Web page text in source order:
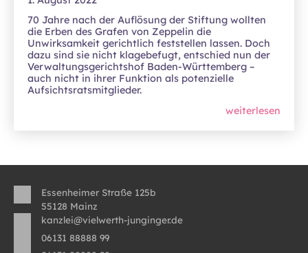
70 Jahre nach der Auflösung der Stiftung wollten
die Erben des Grafen von Zeppelin die
Unwirksamkeit gerichtlich feststellen lassen. Doch
dazu sind sie nicht klagebefugt, entschied nun der
Verwaltungsgerichtshof Baden-Württemberg –
auch nicht in ihrer Funktion als potenzielle
Aufsichtsratsmitglieder.
weiterlesen
Essenheimer Straße 125b
55128 Mainz
kanzlei@vielwerth-junginger.de
06131 88888 99